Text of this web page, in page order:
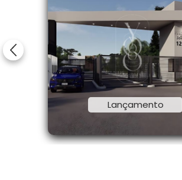
Lançamento